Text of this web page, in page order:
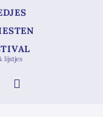
lijstjes